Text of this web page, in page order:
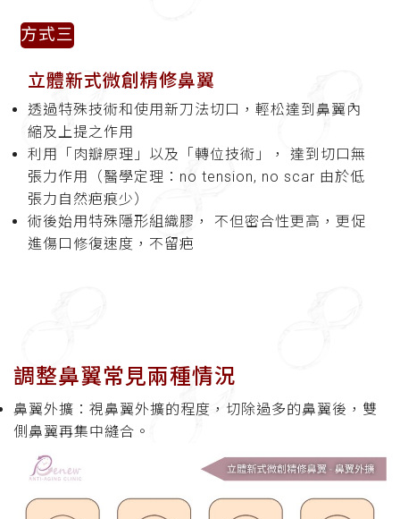
方式三
立體新式微創精修鼻翼
透過特殊技術和使用新刀法切口，輕松達到鼻翼內
縮及上提之作用
利用「肉瓣原理」以及「轉位技術」， 達到切口無
張力作用（醫學定理：no tension, no scar 由於低
張力自然疤痕少）
術後始用特殊隱形組織膠， 不但密合性更高，更促
進傷口修復速度，不留疤
調整鼻翼常見兩種情況
鼻翼外擴：視鼻翼外擴的程度，切除過多的鼻翼後，雙
側鼻翼再集中縫合。